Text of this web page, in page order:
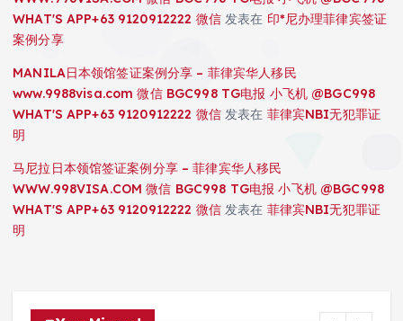
WHAT'S APP+63 9120912222 微信发表在 印*尼办理菲律宾签证
案例分享
MANILA日本领馆签证案例分享 – 菲律宾华人移民
www.9988visa.com 微信 BGC998 TG电报 小飞机 @BGC998
WHAT'S APP+63 9120912222 微信发表在 菲律宾NBI无犯罪证
明
马尼拉日本领馆签证案例分享 – 菲律宾华人移民
WWW.998VISA.COM 微信 BGC998 TG电报 小飞机 @BGC998
WHAT'S APP+63 9120912222 微信发表在 菲律宾NBI无犯罪证
明